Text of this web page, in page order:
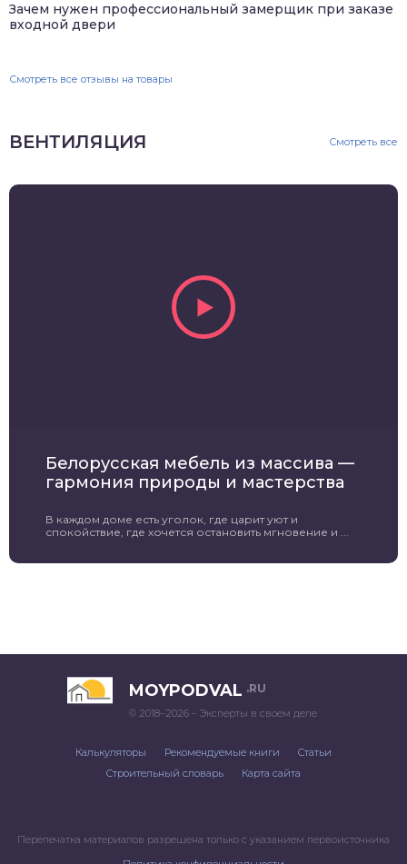
Зачем нужен профессиональный замерщик при заказе
входной двери
Смотреть все отзывы на товары
ВЕНТИЛЯЦИЯ Смотреть все
Белорусская мебель из массива —
гармония природы и мастерства
В каждом доме есть уголок, где царит уют и
спокойствие, где хочется остановить мгновение и ...
MOYPODVAL .RU
© 2018–2026 – Эксперты в своем деле
Калькуляторы Рекомендуемые книги
Статьи
Строительный словарь
Карта сайта
Перепечатка материалов разрешена только с указанием первоисточника